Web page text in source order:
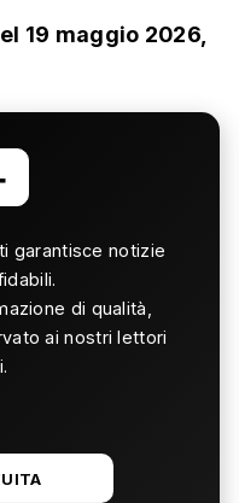
19 maggio 2026,
garantisce notizie
di qualità,
ai nostri lettori